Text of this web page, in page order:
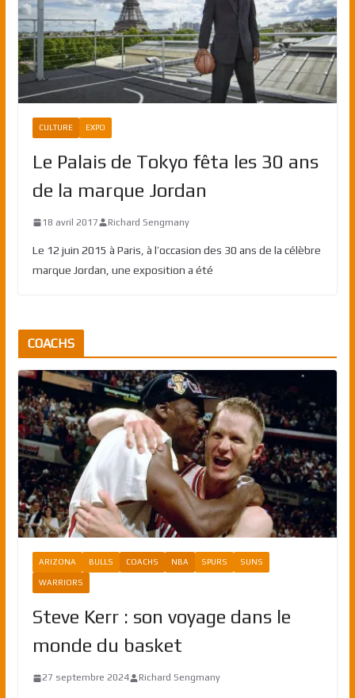
CULTURE EXPO
Le Palais de Tokyo fêta les 30 ans
de la marque Jordan
18 avril 2017 Richard Sengmany
Le 12 juin 2015 à Paris, à l’occasion des 30 ans de la célèbre
marque Jordan, une exposition a été
COACHS
ARIZONA BULLS COACHS NBA SPURS SUNS
WARRIORS
Steve Kerr : son voyage dans le
monde du basket
27 septembre 2024 Richard Sengmany